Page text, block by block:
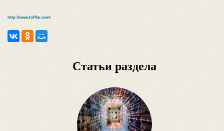
http://www.toffler.com/
Статьи раздела